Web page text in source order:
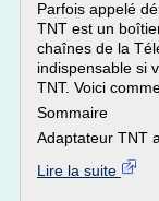
Parfois appelé
TNT est un
chaînes de la
indispensable si
TNT. Voici
Sommaire
Adaptateur TNT
Lire la suite